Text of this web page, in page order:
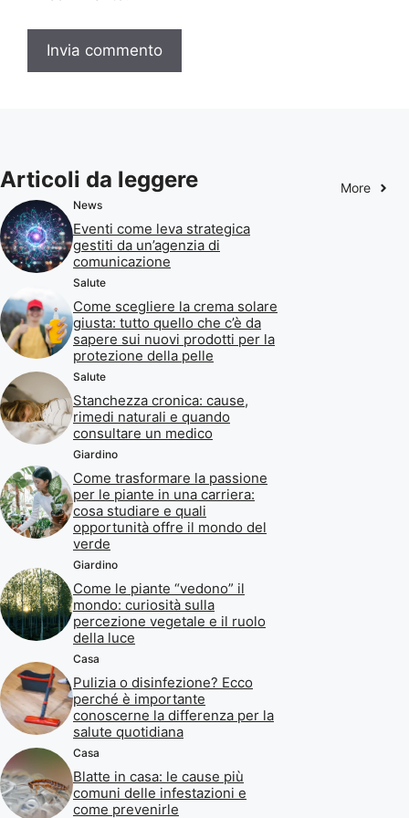
Articoli da leggere More
News
Eventi come leva strategica
gestiti da un’agenzia di
comunicazione
Salute
Come scegliere la crema solare
giusta: tutto quello che c’è da
sapere sui nuovi prodotti per la
protezione della pelle
Salute
Stanchezza cronica: cause,
rimedi naturali e quando
consultare un medico
Giardino
Come trasformare la passione
per le piante in una carriera:
cosa studiare e quali
opportunità offre il mondo del
verde
Giardino
Come le piante “vedono” il
mondo: curiosità sulla
percezione vegetale e il ruolo
della luce
Casa
Pulizia o disinfezione? Ecco
perché è importante
conoscerne la differenza per la
salute quotidiana
Casa
Blatte in casa: le cause più
comuni delle infestazioni e
come prevenirle